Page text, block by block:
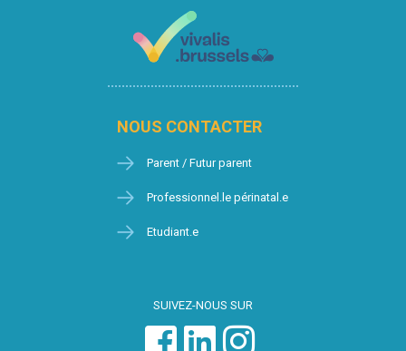
NOUS CONTACTER
Parent / Futur parent
Professionnel.le périnatal.e
Etudiant.e
SUIVEZ-NOUS SUR